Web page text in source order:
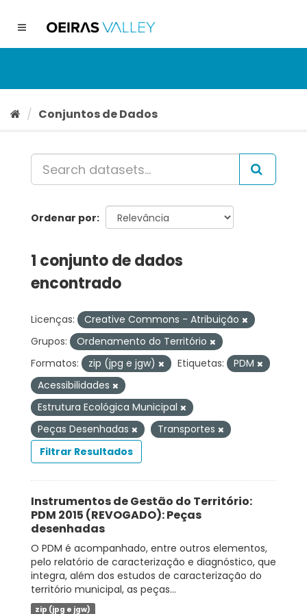
conteúdo
Toggle
Conjuntos de Dados
Ordenar por
1 conjunto de dados
encontrado
Licenças:
Creative Commons - Atribuição
Grupos:
Ordenamento do Território
Formatos:
zip (jpg e jgw) Etiquetas:
PDM
Acessibilidades
Estrutura Ecológica Municipal
Peças Desenhadas
Transportes
Filtrar Resultados
Instrumentos de Gestão do Território:
PDM 2015 (REVOGADO): Peças
desenhadas
O PDM é acompanhado, entre outros elementos,
pelo relatório de caracterização e diagnóstico, que
integra, além dos estudos de caracterização do
território municipal, as peças...
zip (jpg e jgw)